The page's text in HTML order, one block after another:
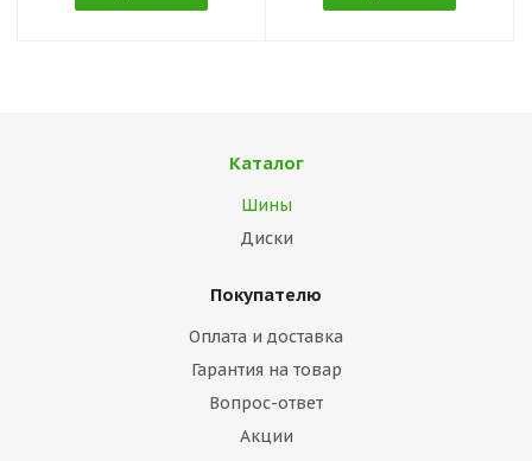
Каталог
Шины
Диски
Покупателю
Оплата и доставка
Гарантия на товар
Вопрос-ответ
Акции